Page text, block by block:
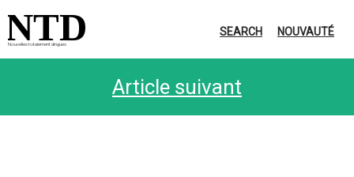
Nouvelles totalement dingues
NTD SEARCH NOUVAUTÉ
Article suivant